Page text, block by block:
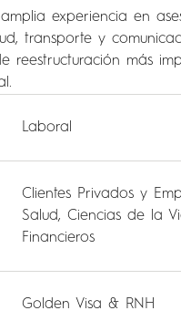
experiencia en
transporte y
reestructuración más
Laboral
Clientes Privados y
Salud, Ciencias de la
Financieros
Golden Visa & RNH